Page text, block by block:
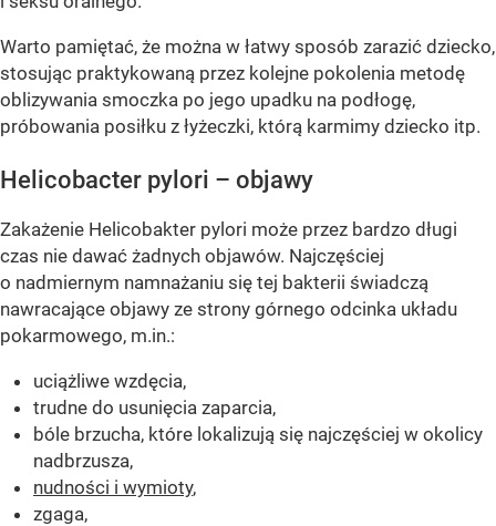
Warto pamiętać, że można w łatwy sposób zarazić dziecko,
stosując praktykowaną przez kolejne pokolenia metodę
oblizywania smoczka po jego upadku na podłogę,
próbowania posiłku z łyżeczki, którą karmimy dziecko itp.
Helicobacter pylori – objawy
Zakażenie Helicobakter pylori może przez bardzo długi
czas nie dawać żadnych objawów. Najczęściej
o nadmiernym namnażaniu się tej bakterii świadczą
nawracające objawy ze strony górnego odcinka układu
pokarmowego, m.in.:
uciążliwe wzdęcia,
trudne do usunięcia zaparcia,
bóle brzucha, które lokalizują się najczęściej w okolicy
nadbrzusza,
nudności i wymioty,
zgaga,